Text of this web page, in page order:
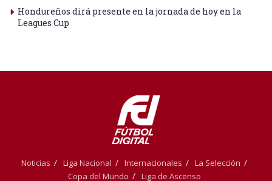
Hondureños dirá presente en la jornada de hoy en la
Leagues Cup
Noticias Liga Nacional Internacionales
La Selección
Copa del Mundo
Liga de Ascenso